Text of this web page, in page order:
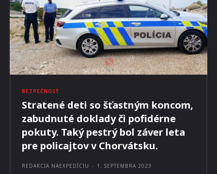
CESTOVANIE
Lira Vaticana VAL
MILOŠ MAJKO - 4. SEPTEMBRA 2023